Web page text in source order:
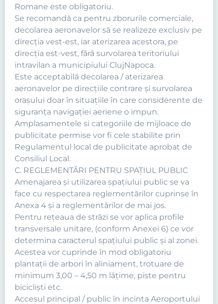
Romane este obligatoriu.
Se recomandă ca pentru zborurile comerciale,
decolarea aeronavelor să se realizeze exclusiv pe
direcţia vest-est, iar aterizarea acestora, pe
direcţia est-vest, fără survolarea teritoriului
intravilan a municipiului ClujNapoca.
Este acceptabilă decolarea / aterizarea
aeronavelor pe direcţiile contrare şi survolarea
oraşului doar în situaţiile în care considerente de
siguranţa navigaţiei aeriene o impun.
Amplasamentele si categoriile de mijloace de
publicitate permise vor fi cele stabilite prin
Regulamentul local de publicitate aprobat de
Consiliul Local.
C. REGLEMENTĂRI PENTRU SPAȚIUL PUBLIC
Amenajarea şi utilizarea spaţiului public se va
face cu respectarea reglementărilor cuprinse în
Anexa 4 şi a reglementărilor de mai jos.
Pentru reţeaua de străzi se vor aplica profile
transversale unitare, (conform Anexei 6) ce vor
determina caracterul spaţiului public şi al zonei.
Acestea vor cuprinde în mod obligatoriu
plantaţii de arbori în aliniament, trotuare de
minimum 3,00 – 4,50 m lăţime, piste pentru
biciclişti etc.
Accesul principal / public în incinta Aeroportului